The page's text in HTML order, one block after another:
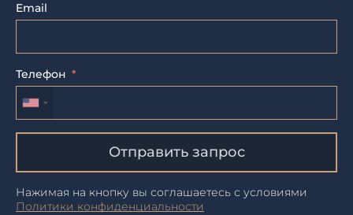
Email
Телефон
Отправить запрос
Нажимая на кнопку вы соглашаетесь с условиями
Политики конфиденциальности